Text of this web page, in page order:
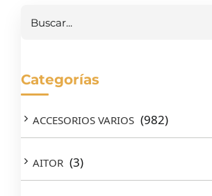
Categorías
ACCESORIOS VARIOS (982)
AITOR (3)